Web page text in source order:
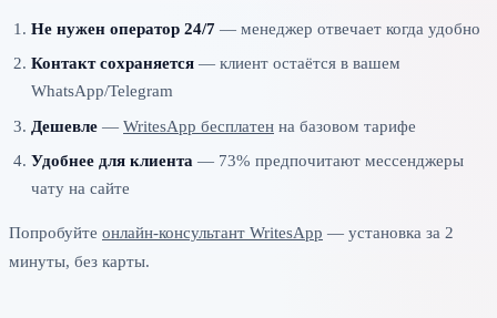
Не нужен оператор 24/7 — менеджер отвечает когда удобно
Контакт сохраняется — клиент остаётся в вашем
WhatsApp/Telegram
Дешевле — WritesApp бесплатен на базовом тарифе
Удобнее для клиента — 73% предпочитают мессенджеры
чату на сайте
Попробуйте онлайн-консультант WritesApp — установка за 2
минуты, без карты.